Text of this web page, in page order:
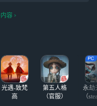
符传*65加【绝密
密探】杨修。 全
服预约奖励：使用
预约
容
光遇-致梵
高
第五人格
（官服）
永劫
（